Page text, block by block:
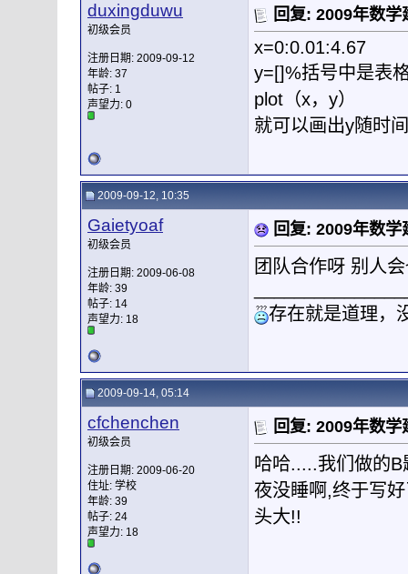
duxingduwu
初级会员
注册日期: 2009-09-12
年龄: 37
帖子: 1
声望力: 0
回复: 2009年数
x=0:0.01:4.67
y=[]%括号中是表
plot（x，y）
就可以画出y随时
2009-09-12, 10:35
Gaietyoaf
初级会员
注册日期: 2009-06-08
年龄: 39
帖子: 14
声望力: 18
回复: 2009年数
团队合作呀 别人
存在就是道理，
2009-09-14, 05:14
cfchenchen
初级会员
注册日期: 2009-06-20
住址: 学校
年龄: 39
帖子: 24
声望力: 18
回复: 2009年数
哈哈.....我们做的
夜没睡啊,终于写
头大!!